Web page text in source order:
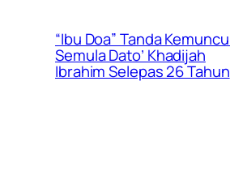
“Ibu Doa” Tanda
Semula Dato’ Khadijah
Ibrahim Selepas 26 Tahun